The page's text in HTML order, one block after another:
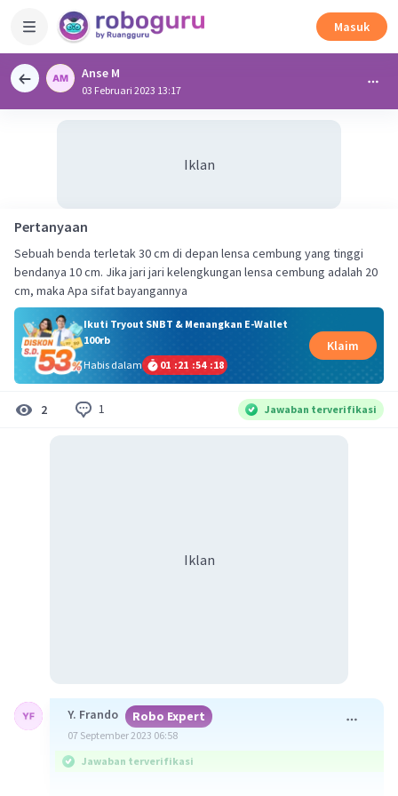
Masuk
Anse M
03 Februari 2023 13:17
Iklan
Pertanyaan
Sebuah benda terletak 30 cm di depan lensa cembung yang tinggi
bendanya 10 cm. Jika jari jari kelengkungan lensa cembung adalah 20
cm, maka Apa sifat bayangannya
Ikuti Tryout SNBT & Menangkan E-Wallet
100rb
Habis dalam
01 :21 :54 :18
Klaim
2 1 Jawaban terverifikasi
Iklan
Y. Frando Robo Expert
07 September 2023 06:58
Jawaban terverifikasi